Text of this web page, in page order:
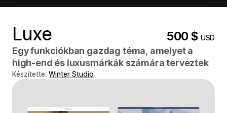
Luxe 500 $USD
Egy funkciókban gazdag téma, amelyet a
high-end és luxusmárkák számára terveztek
Készítette: Winter Studio